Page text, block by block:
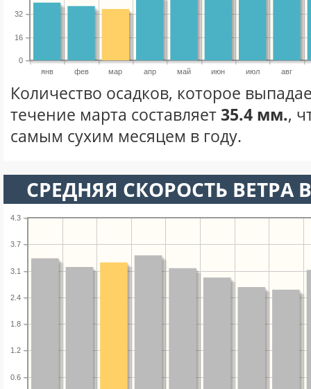
янв фев мар апр май июн июл авг
0
16
32
Количество осадков, которое
течение марта составляет35.4 мм.,
самым сухим месяцем в году.
СРЕДНЯЯ СКОРОСТЬ ВЕТРА
0.6
1.2
1.8
2.4
3.1
3.7
4.3